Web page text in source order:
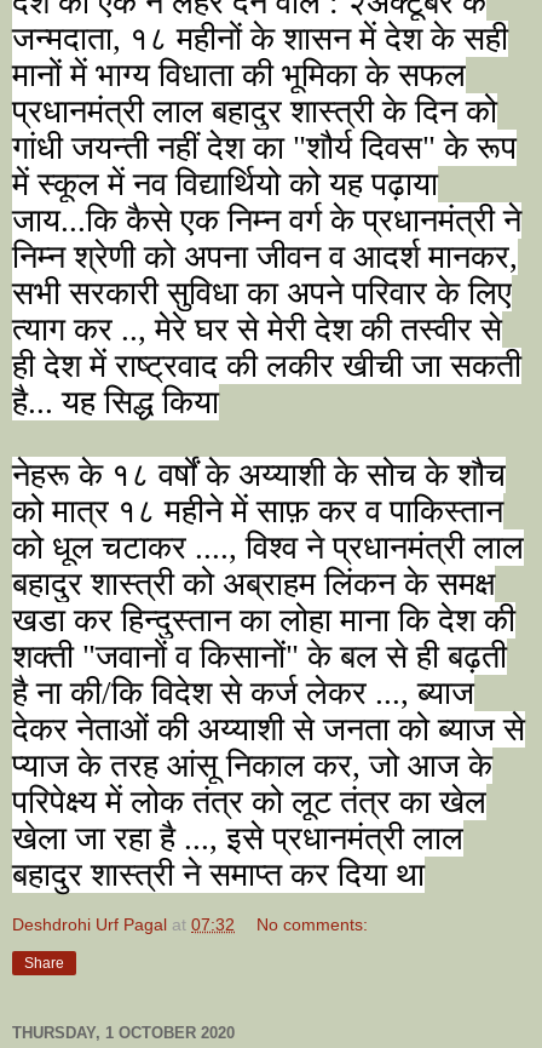
जन्मदाता, १८ महीनों के शासन में देश के सही
मानों में भाग्य विधाता की भूमिका के सफल
प्रधानमंत्री लाल बहादुर शास्त्री के दिन को
गांधी जयन्ती नहीं देश का "शौर्य दिवस" के रूप
में स्कूल में नव विद्यार्थियो को यह पढ़ाया
जाय...कि कैसे एक निम्न वर्ग के प्रधानमंत्री ने
निम्न श्रेणी को अपना जीवन व आदर्श मानकर,
सभी सरकारी सुविधा का अपने परिवार के लिए
त्याग कर ..,मेरे घर से मेरी देश की तस्वीर से
ही देश में राष्ट्रवाद की लकीर खीची जा सकती
है... यह सिद्ध किया
नेहरू के १८ वर्षों के अय्याशी के सोच के शौच
को मात्र १८ महीने में साफ़ कर व पाकिस्तान
को धूल चटाकर ....,विश्व ने प्रधानमंत्री लाल
बहादुर शास्त्री को अब्राहम लिंकन के समक्ष
खडा कर हिन्दुस्तान का लोहा माना कि देश की
शक्ती "जवानों व किसानों" के बल से ही बढ़ती
है ना की/कि विदेश से कर्ज लेकर ...,ब्याज
देकर नेताओं की अय्याशी से जनता को ब्याज से
प्याज के तरह आंसू निकाल कर,जो आज के
परिपेक्ष्य में लोक तंत्र को लूट तंत्र का खेल
खेला जा रहा है ...,इसे प्रधानमंत्री लाल
बहादुर शास्त्री ने समाप्त कर दिया था
Deshdrohi Urf Pagal at 07:32 No comments:
Share
THURSDAY, 1 OCTOBER 2020